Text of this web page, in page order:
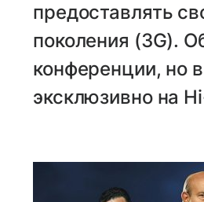
предоставлять
поколения (3G).
конференции, но
эксклюзивно на